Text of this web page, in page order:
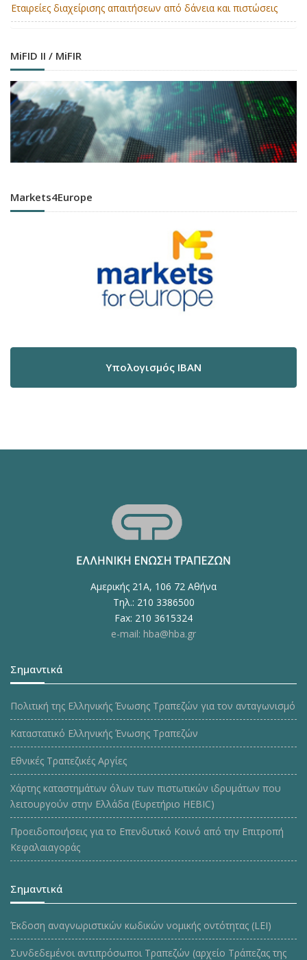
Εταιρείες διαχείρισης απαιτήσεων από δάνεια και πιστώσεις
MiFID II / MiFIR
Markets4Europe
Υπολογισμός IBAN
Αμερικής 21Α, 106 72 Αθήνα
Τηλ.: 210 3386500
Fax: 210 3615324
e-mail: hba@hba.gr
Σημαντικά
Πολιτική της Ελληνικής Ένωσης Τραπεζών για τον ανταγωνισμό
Καταστατικό Ελληνικής Ένωσης Τραπεζών
Εθνικές Τραπεζικές Αργίες
Χάρτης καταστημάτων όλων των πιστωτικών ιδρυμάτων που
λειτουργούν στην Ελλάδα (Ευρετήριο HEBIC)
Προειδοποιήσεις για το Επενδυτικό Κοινό από την Επιτροπή
Κεφαλαιαγοράς
Σημαντικά
Έκδοση αναγνωριστικών κωδικών νομικής οντότητας (LEI)
Συνδεδεμένοι αντιπρόσωποι Τραπεζών (αρχείο Τράπεζας της